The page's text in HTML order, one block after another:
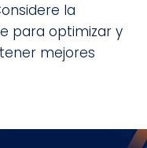
la
para optimizar y
mejores
te controle: